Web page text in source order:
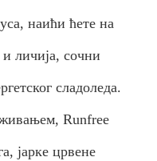
наићи ћете на
и личија, сочни
сладоледа.
Runfree
јарке црвене